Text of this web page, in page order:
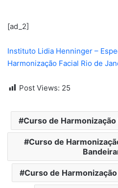
[ad_2]
Instituto Lidia Henninger –
Harmonização Facial Rio de
Post Views: 25
Curso de Harmonização
Curso de
Curso de